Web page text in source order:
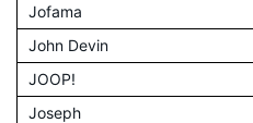
Jofama
John Devin
JOOP!
Joseph